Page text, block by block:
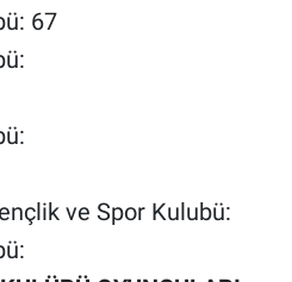
67
ve Spor Kulubü: